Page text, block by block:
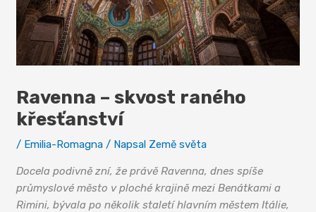
Ravenna – skvost raného
křesťanství
/ Emilia-Romagna / Napsal Země světa
Docela podivně zní, že právě Ravenna, dnes spíše
průmyslové město v ploché krajině mezi Benátkami a
Rimini, bývala po několik staletí hlavním městem Itálie,